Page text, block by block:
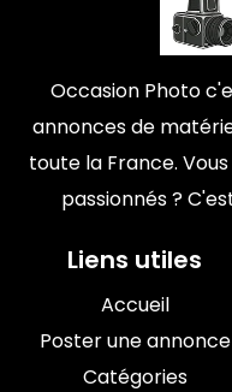
Occasion Photo
annonces de
toute la France.
passionnés ?
Liens utiles
Accueil
Poster une annonce
Catégories